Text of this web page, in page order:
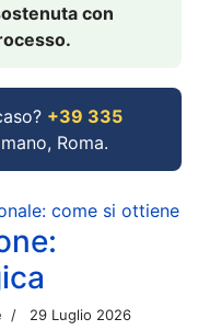
con
+39 335
Roma.
come si ottiene
29 Luglio 2026